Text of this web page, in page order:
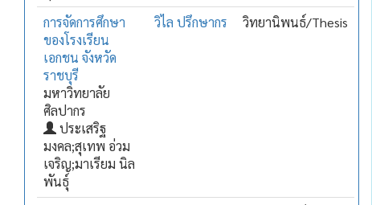
การจัดการศึกษา
ของโรงเรียน
เอกชน จังหวัด
ราชบุรี
มหาวิทยาลัย
ศิลปากร
ประเสริฐ
มงคล;สุเทพ อ่วม
เจริญ;มาเรียม นิล
พันธุ์
วิไล ปรึกษากร วิทยานิพนธ์/Thesis